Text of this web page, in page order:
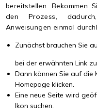
bereitstellen. Bekommen
den Prozess,
Anweisungen einmal
Zunächst brauchen Sie
bei der erwähnten Link
Dann können Sie auf die
Homepage klicken.
Eine neue Seite wird
Ikon suchen.